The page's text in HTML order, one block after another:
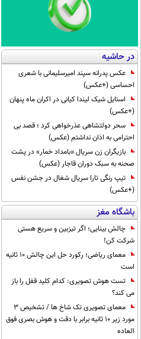
در حاشیه
عکس پدرانه سپند امیرسلیمانی با شعری
احساسی (+عکس)
استایل شیک لیندا کیانی در اکران ماه پنهان
(+عکس)
سحر دولتشاهی عذرخواهی کرد ؛ قصد بی
احترامی به اذان نداشتم (عکس)
بازیگران زن سریال «بامداد خمار» در پشت
صحنه به سبک دوران قاجار (عکس)
تیپ رنگی تارا سریال شغال در جشن نفس
(+عکس)
باشگاه مغز
چالش بینایی؛ اگر تیزبین و سریع هستی
شرکت کن!
معمای ریاضی؛ رکورد حل این چالش 10 ثانیه
است
تست هوش تصویری: کدام کلید قفل را باز
می کند؟
معمای تصویری تک شاخ ها / تشخیص 3
مورد زیر 10 ثانیه برابر با دقت و هوش بصری فوق
العاده